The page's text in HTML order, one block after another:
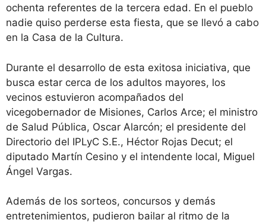
ochenta referentes de la tercera edad. En el pueblo
nadie quiso perderse esta fiesta, que se llevó a cabo
en la Casa de la Cultura.
Durante el desarrollo de esta exitosa iniciativa, que
busca estar cerca de los adultos mayores, los
vecinos estuvieron acompañados del
vicegobernador de Misiones, Carlos Arce; el ministro
de Salud Pública, Oscar Alarcón; el presidente del
Directorio del IPLyC S.E., Héctor Rojas Decut; el
diputado Martín Cesino y el intendente local, Miguel
Ángel Vargas.
Además de los sorteos, concursos y demás
entretenimientos, pudieron bailar al ritmo de la